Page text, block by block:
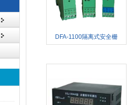
DFA-1100隔离式安全栅